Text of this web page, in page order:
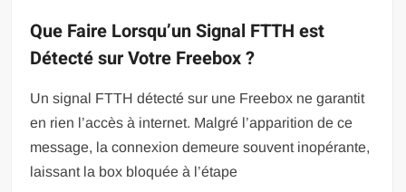
Que Faire Lorsqu’un Signal FTTH est
Détecté sur Votre Freebox ?
Un signal FTTH détecté sur une Freebox ne garantit
en rien l’accès à internet. Malgré l’apparition de ce
message, la connexion demeure souvent inopérante,
laissant la box bloquée à l’étape